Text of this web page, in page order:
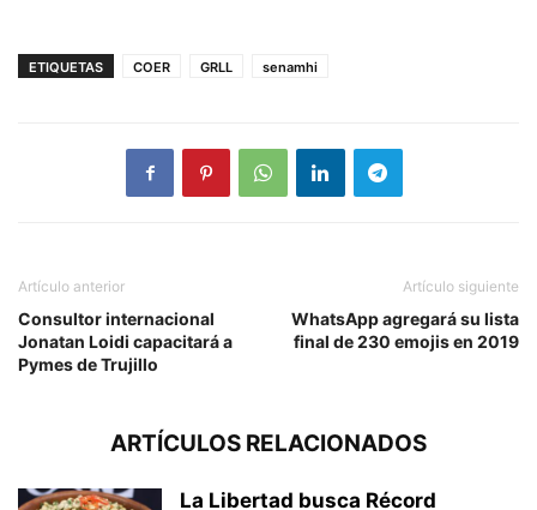
ETIQUETAS COER GRLL senamhi
Artículo anterior
Consultor internacional
Jonatan Loidi capacitará a
Pymes de Trujillo
Artículo siguiente
WhatsApp agregará su lista
final de 230 emojis en 2019
ARTÍCULOS RELACIONADOS
La Libertad busca Récord